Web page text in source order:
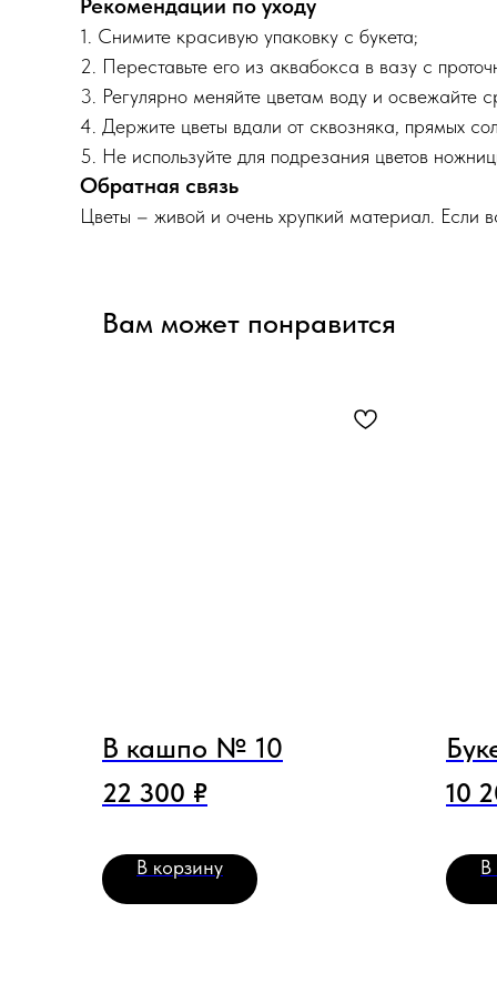
Рекомендации по уходу
1. Снимите красивую упаковку с букета;
2. Переставьте его из аквабокса в вазу с
3. Регулярно меняйте цветам воду и освежайте
4. Держите цветы вдали от сквозняка, прямых
5. Не используйте для подрезания цветов
Обратная связь
Цветы – живой и очень хрупкий материал.
Вам может понравится
В кашпо № 10
22 300 ₽
В корзину
10
В